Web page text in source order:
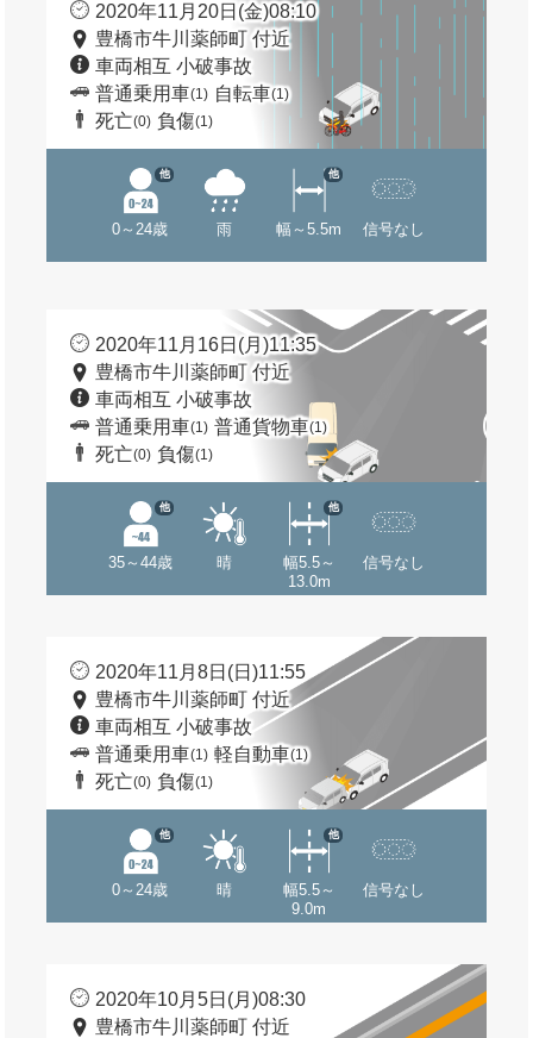
2020年11月20日(金)08:10
豊橋市牛川薬師町 付近
車両相互 小破事故
普通乗用車(1) 自転車(1)
死亡(0) 負傷(1)
0～24歳
他
雨 幅～5.5m
他
信号なし
2020年11月16日(月)11:35
豊橋市牛川薬師町 付近
車両相互 小破事故
普通乗用車(1) 普通貨物車(1)
死亡(0) 負傷(1)
35～44歳
他
晴
幅5.5～
13.0m
他
信号なし
2020年11月8日(日)11:55
豊橋市牛川薬師町 付近
車両相互 小破事故
普通乗用車(1) 軽自動車(1)
死亡(0) 負傷(1)
0～24歳
他
晴
幅5.5～
9.0m
他
信号なし
2020年10月5日(月)08:30
豊橋市牛川薬師町 付近